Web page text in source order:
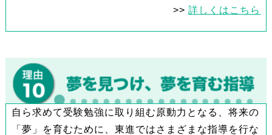
>>詳しくはこちら
自ら求めて受験勉強に取り組む原動力となる、将来の
「夢」を育むために、東進ではさまざまな指導を行な